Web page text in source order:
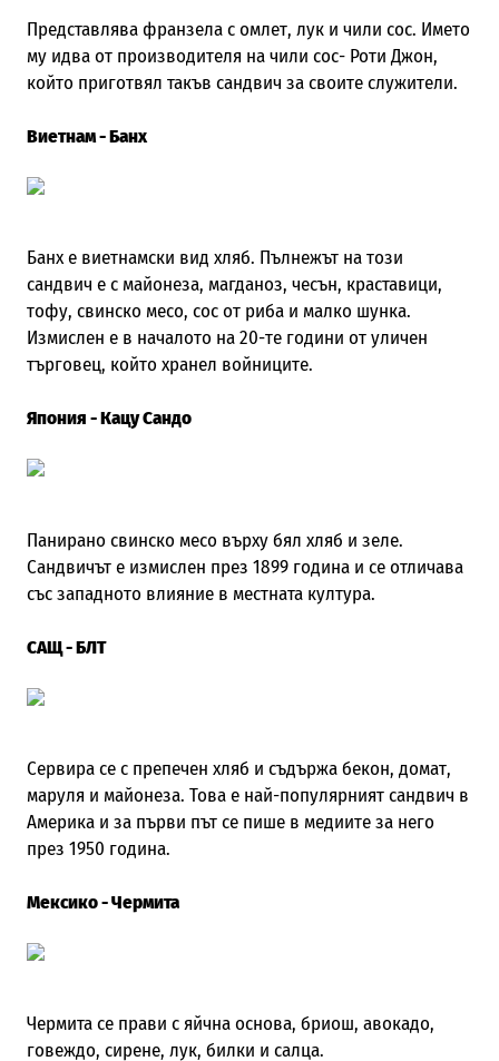
Представлява франзела с омлет, лук и чили сос. Името
му идва от производителя на чили сос- Роти Джон,
който приготвял такъв сандвич за своите служители.
Виетнам - Банх
Банх е виетнамски вид хляб. Пълнежът на този
сандвич е с майонеза, магданоз, чесън, краставици,
тофу, свинско месо, сос от риба и малко шунка.
Измислен е в началото на 20-те години от уличен
търговец, който хранел войниците.
Япония - Кацу Сандо
Панирано свинско месо върху бял хляб и зеле.
Сандвичът е измислен през 1899 година и се отличава
със западното влияние в местната култура.
САЩ - БЛТ
Сервира се с препечен хляб и съдържа бекон, домат,
маруля и майонеза. Това е най-популярният сандвич в
Америка и за първи път се пише в медиите за него
през 1950 година.
Мексико - Чермита
Чермита се прави с яйчна основа, бриош, авокадо,
говеждо, сирене, лук, билки и салца.